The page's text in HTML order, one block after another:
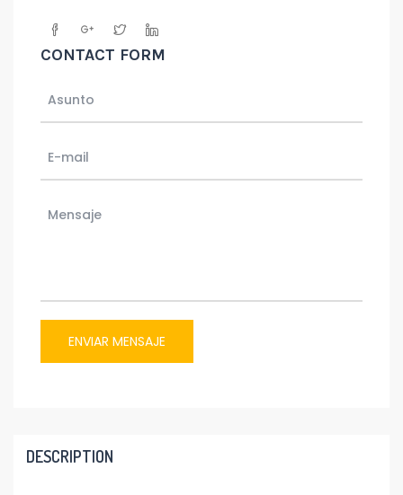
CONTACT FORM
ENVIAR MENSAJE
DESCRIPTION